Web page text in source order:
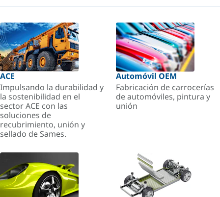
ACE
Impulsando la durabilidad y
la sostenibilidad en el
sector ACE con las
soluciones de
recubrimiento, unión y
sellado de Sames.
Automóvil OEM
Fabricación de carrocerías
de automóviles, pintura y
unión